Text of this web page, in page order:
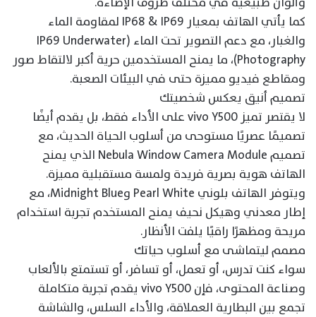
كما يأتي الهاتف بمعيار IP68 & IP69 لمقاومة الماء
والغبار، مع دعم التصوير تحت الماء (IP69 Underwater
Photography)، ما يمنح المستخدمين حرية أكبر لالتقاط صور
ومقاطع فيديو مميزة حتى في البيئات الصعبة.
تصميم أنيق يعكس شخصيتك
لا يقتصر تميز vivo Y500 على الأداء فقط، بل يقدم أيضًا
تصميمًا عصريًا مستوحى من أسلوب الحياة الحديث، مع
تصميم Nebula Window Camera Module الذي يمنح
الهاتف هوية بصرية فريدة ولمسة مستقبلية مميزة.
ويتوفر الهاتف بلوني Pearl White وMidnight Blue، مع
إطار معدني وهيكل نحيف يمنح المستخدم تجربة استخدام
مريحة ومظهرًا راقيًا يلفت الأنظار.
مصمم ليتماشى مع أسلوب حياتك
سواء كنت تدرس، أو تعمل، أو تسافر، أو تستمتع بالألعاب
وصناعة المحتوى، فإن vivo Y500 يقدم تجربة متكاملة
تجمع بين البطارية العملاقة، والأداء السلس، والشاشة